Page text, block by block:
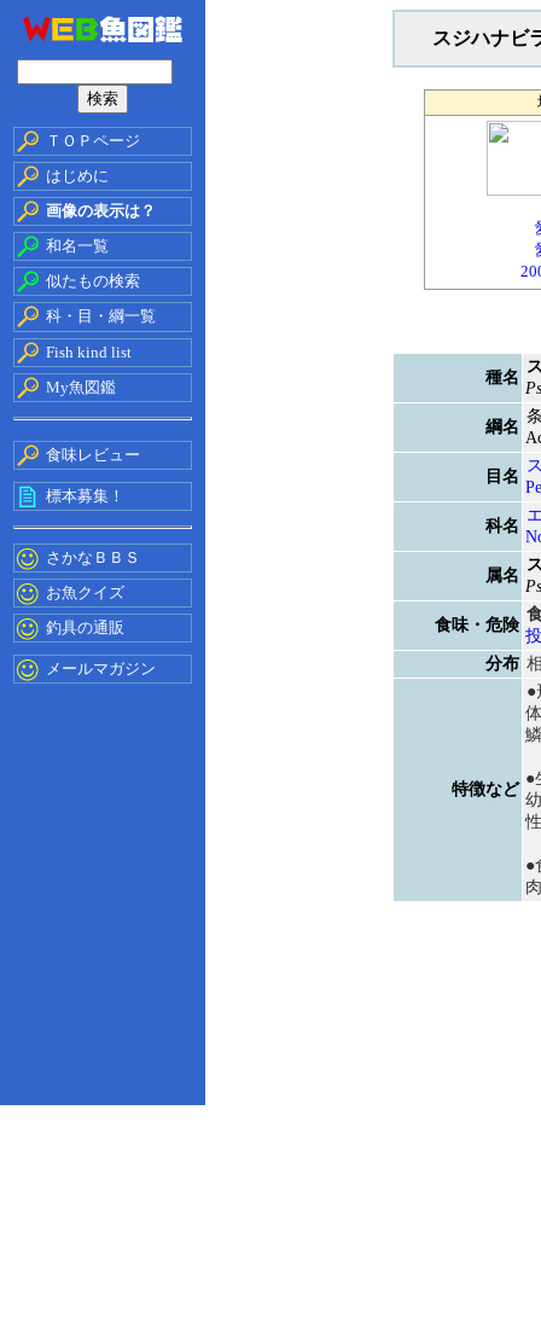
ＴＯＰページ
はじめに
画像の表示は？
和名一覧
似たもの検索
科・目・綱一覧
Fish kind list
My魚図鑑
食味レビュー
標本募集！
さかなＢＢＳ
お魚クイズ
釣具の通販
メールマガジン
スジハナビ
種名
綱名
目名
科名
属名
食味・危険
分布
特徴など
●
●
●